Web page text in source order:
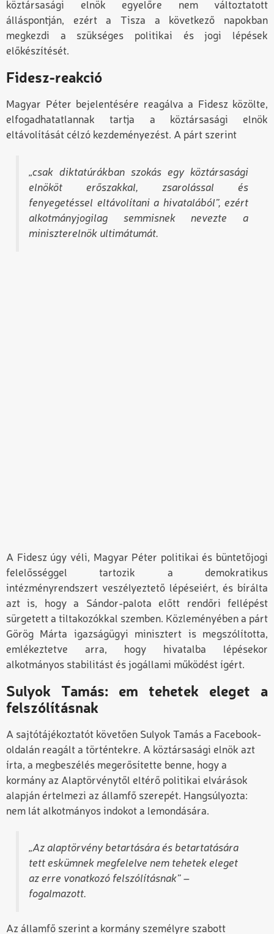
köztársasági elnök egyelőre nem változtatott
álláspontján, ezért a Tisza a következő napokban
megkezdi a szükséges politikai és jogi lépések
előkészítését.
Fidesz-reakció
Magyar Péter bejelentésére reagálva a Fidesz közölte,
elfogadhatatlannak tartja a köztársasági elnök
eltávolítását célzó kezdeményezést. A párt szerint
„csak diktatúrákban szokás egy köztársasági
elnököt erőszakkal, zsarolással és
fenyegetéssel eltávolítani a hivatalából”, ezért
alkotmányjogilag semmisnek nevezte a
miniszterelnök ultimátumát.
A Fidesz úgy véli, Magyar Péter politikai és büntetőjogi
felelősséggel tartozik a demokratikus
intézményrendszert veszélyeztető lépéseiért, és bírálta
azt is, hogy a Sándor-palota előtt rendőri fellépést
sürgetett a tiltakozókkal szemben. Közleményében a párt
Görög Márta igazságügyi minisztert is megszólította,
emlékeztetve arra, hogy hivatalba lépésekor
alkotmányos stabilitást és jogállami működést ígért.
Sulyok Tamás: em tehetek eleget a
felszólításnak
A sajtótájékoztatót követően Sulyok Tamás a Facebook-
oldalán reagált a történtekre. A köztársasági elnök azt
írta, a megbeszélés megerősítette benne, hogy a
kormány az Alaptörvénytől eltérő politikai elvárások
alapján értelmezi az államfő szerepét. Hangsúlyozta:
nem lát alkotmányos indokot a lemondására.
„Az alaptörvény betartására és betartatására
tett eskümnek megfelelve nem tehetek eleget
az erre vonatkozó felszólításnak” –
fogalmazott.
Az államfő szerint a kormány személyre szabott